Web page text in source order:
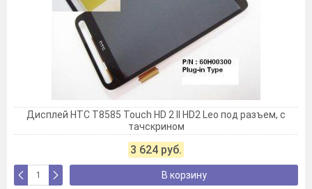
Дисплей HTC T8585 Touch HD 2 II HD2 Leo под разъем, с
тачскрином
3 624 руб.
В корзину